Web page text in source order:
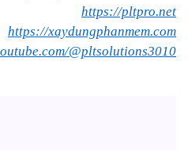
https://pltpro.net
https://xaydungphanmem.com
@pltsolutions3010